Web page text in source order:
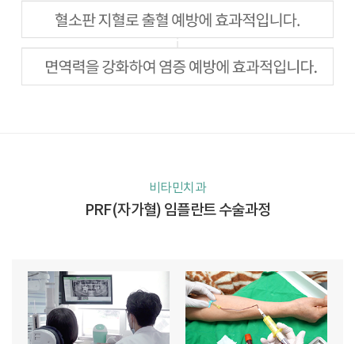
비타민치과
PRF(자가혈) 임플란트 수술과정